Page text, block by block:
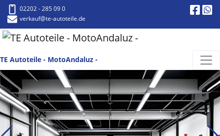
02202 - 285 09 0
verkauf@te-autoteile.de
TE Autoteile - MotoAndaluz -